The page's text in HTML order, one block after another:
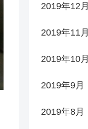
2019年12月
2019年11月
2019年10月
2019年9月
2019年8月